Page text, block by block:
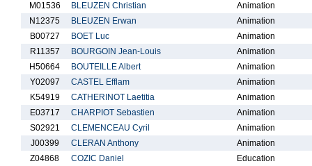
M01536
BLEUZEN Christian
Animation
N12375
BLEUZEN Erwan
Animation
B00727
BOET Luc
Animation
R11357
BOURGOIN Jean-Louis
Animation
H50664
BOUTEILLE Albert
Animation
Y02097
CASTEL Efflam
Animation
K54919
CATHERINOT Laetitia
Animation
E03717
CHARPIOT Sebastien
Animation
S02921
CLEMENCEAU Cyril
Animation
J00399
CLERAN Anthony
Animation
Z04868
COZIC Daniel
Education